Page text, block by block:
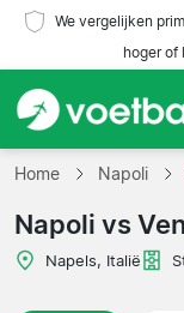
We vergelijken
hoger of
Home
Teams
Home Napoli
Napoli vs
Napels, Italië